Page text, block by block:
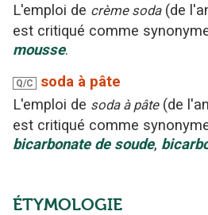
L'emploi de crème soda (de
est critiqué comme
mousse.
Q/C
soda à pâte
L'emploi de soda à pâte (de
est critiqué comme
bicarbonate de soude,
ÉTYMOLOGIE